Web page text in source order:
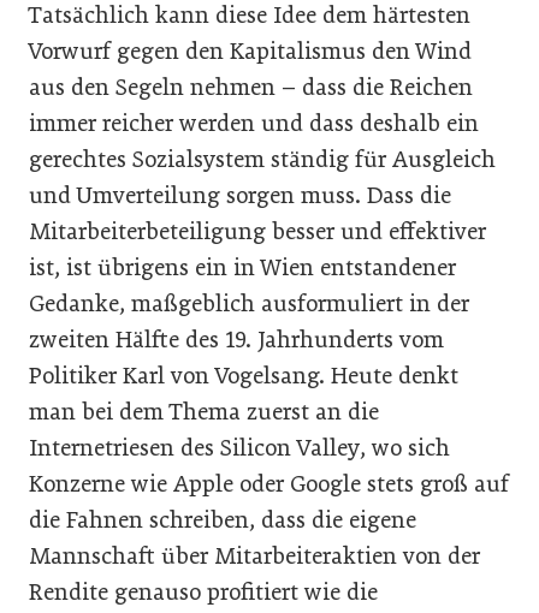
Tatsächlich kann diese Idee dem härtesten
Vorwurf gegen den Kapitalismus den Wind
aus den Segeln nehmen – dass die Reichen
immer reicher werden und dass deshalb ein
gerechtes Sozialsystem ständig für Ausgleich
und Umverteilung sorgen muss. Dass die
Mitarbeiterbeteiligung besser und effektiver
ist, ist übrigens ein in Wien entstandener
Gedanke, maßgeblich ausformuliert in der
zweiten Hälfte des 19. Jahrhunderts vom
Politiker Karl von Vogelsang. Heute denkt
man bei dem Thema zuerst an die
Internetriesen des Silicon Valley, wo sich
Konzerne wie Apple oder Google stets groß auf
die Fahnen schreiben, dass die eigene
Mannschaft über Mitarbeiteraktien von der
Rendite genauso profitiert wie die